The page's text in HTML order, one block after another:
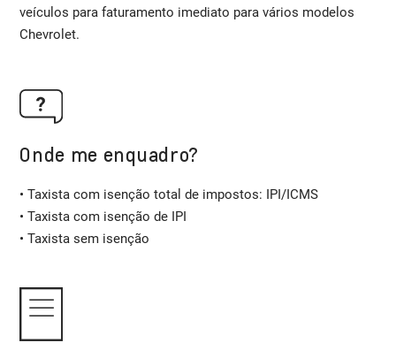
veículos para faturamento imediato para vários modelos
Chevrolet.
Onde me enquadro?
• Taxista com isenção total de impostos: IPI/ICMS
• Taxista com isenção de IPI
• Taxista sem isenção